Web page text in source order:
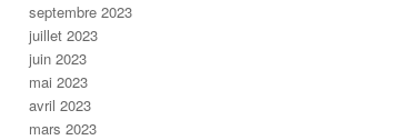
septembre 2023
juillet 2023
juin 2023
mai 2023
avril 2023
mars 2023